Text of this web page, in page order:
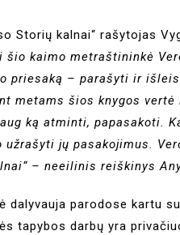
Storių kalnai“ rašytojas
šio kaimo metraštininkė
priesaką – parašyti ir
metams šios knygos
ką atminti, papasakoti.
užrašyti jų pasakojimus.
– neeilinis reiškinys
dalyvauja parodose kartu
tapybos darbų yra